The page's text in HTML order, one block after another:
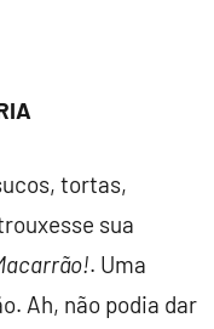
tortas,
sua
. Uma
Ah, não podia dar